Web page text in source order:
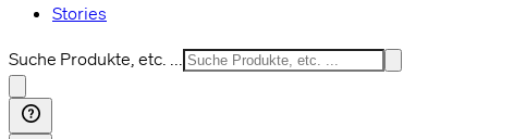
Stories
Suche Produkte, etc. ...